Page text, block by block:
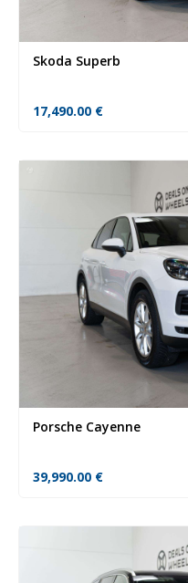
Skoda Superb
17,490.00 €
Porsche Cayenne
39,990.00 €